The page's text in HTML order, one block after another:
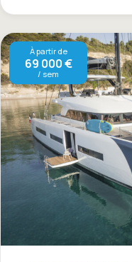
À partir de
69 000 €
/ sem